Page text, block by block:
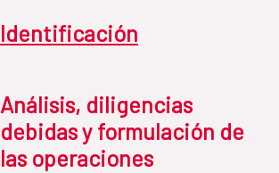
Identificación
Análisis, diligencias
debidas y formulación de
las operaciones